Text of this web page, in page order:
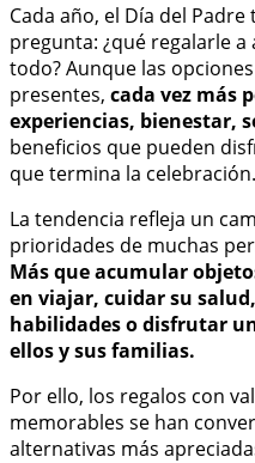
Cada año, el Día del
pregunta: ¿qué regalarle
todo? Aunque las
presentes, cada vez más
experiencias, bienestar,
beneficios que pueden
que termina la celebración.
La tendencia refleja un
prioridades de muchas
Más que acumular
en viajar, cuidar su
habilidades o disfrutar
ellos y sus familias.
Por ello, los regalos con
memorables se han
alternativas más